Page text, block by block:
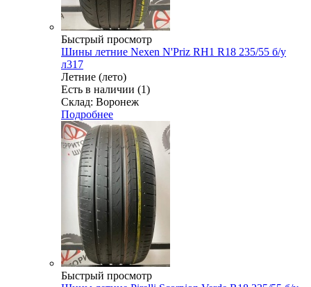
Быстрый просмотр
Шины летние Nexen N'Priz RH1 R18 235/55 б/у
л317
Летние (лето)
Есть в наличии (1)
Склад: Воронеж
Подробнее
Быстрый просмотр